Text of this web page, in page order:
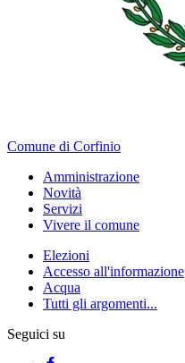
Comune di Corfinio
Amministrazione
Novità
Servizi
Vivere il comune
Elezioni
Accesso all'informazione
Acqua
Tutti gli argomenti...
Seguici su